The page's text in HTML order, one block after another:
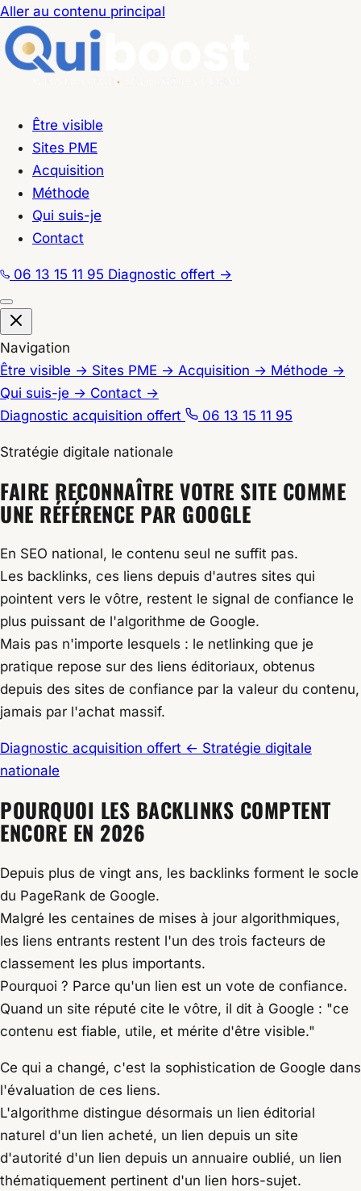
Aller au contenu principal
Être visible
Sites PME
Acquisition
Méthode
Qui suis-je
Contact
06 13 15 11 95 Diagnostic offert →
Navigation
Être visible → Sites PME → Acquisition → Méthode →
Qui suis-je → Contact →
Diagnostic acquisition offert
06 13 15 11 95
Accueil
/
Stratégie digitale nationale
Netlinking PME : des backlinks qui durent |
Stratégie digitale nationale
FAIRE RECONNAÎTRE VOTRE SITE COMME
UNE RÉFÉRENCE PAR GOOGLE
En SEO national, le contenu seul ne suffit pas.
Les backlinks, ces liens depuis d'autres sites qui
pointent vers le vôtre, restent le signal de confiance le
plus puissant de l'algorithme de Google.
Mais pas n'importe lesquels : le netlinking que je
pratique repose sur des liens éditoriaux, obtenus
depuis des sites de confiance par la valeur du contenu,
jamais par l'achat massif.
Diagnostic acquisition offert ← Stratégie digitale
nationale
POURQUOI LES BACKLINKS COMPTENT
ENCORE EN 2026
Depuis plus de vingt ans, les backlinks forment le socle
du PageRank de Google.
Malgré les centaines de mises à jour algorithmiques,
les liens entrants restent l'un des trois facteurs de
classement les plus importants.
Pourquoi ? Parce qu'un lien est un vote de confiance.
Quand un site réputé cite le vôtre, il dit à Google : "ce
contenu est fiable, utile, et mérite d'être visible."
Ce qui a changé, c'est la sophistication de Google dans
l'évaluation de ces liens.
L'algorithme distingue désormais un lien éditorial
naturel d'un lien acheté, un lien depuis un site
d'autorité d'un lien depuis un annuaire oublié, un lien
thématiquement pertinent d'un lien hors-sujet.